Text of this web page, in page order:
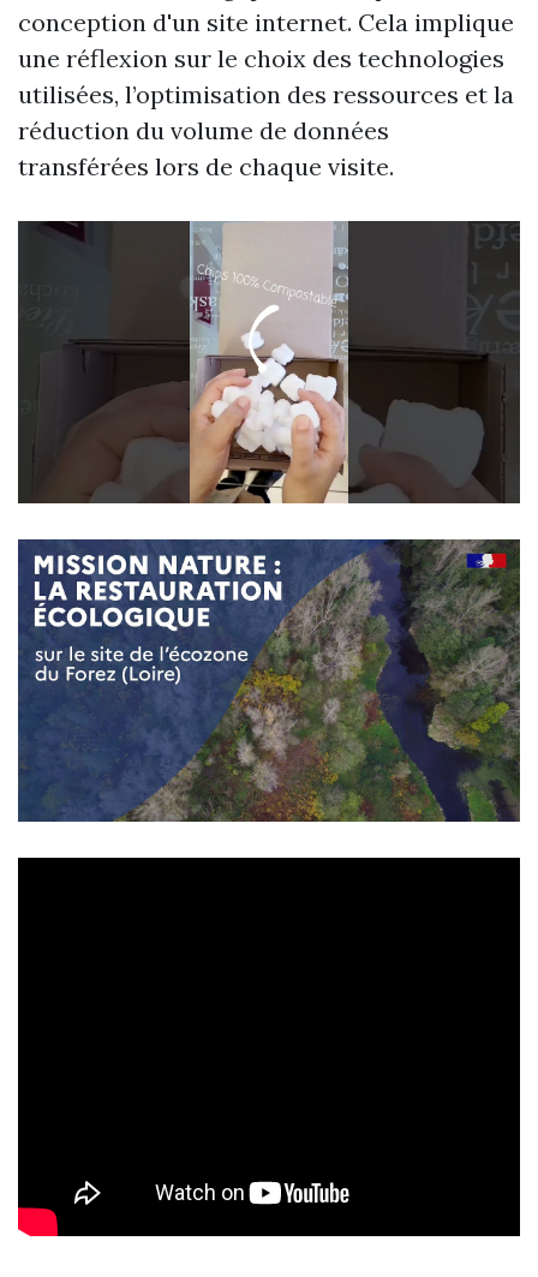
conception d'un site internet. Cela implique
une réflexion sur le choix des technologies
utilisées, l’optimisation des ressources et la
réduction du volume de données
transférées lors de chaque visite.